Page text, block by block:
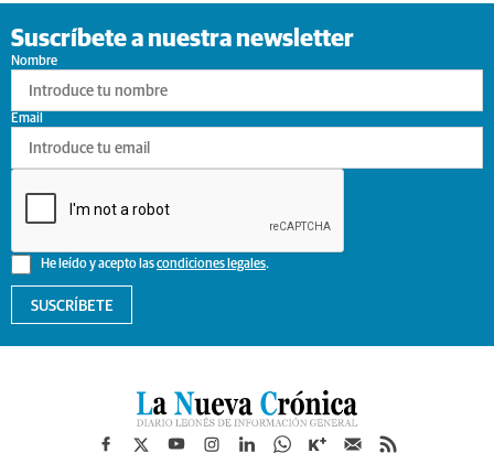
Suscríbete a nuestra newsletter
Nombre
He leído y acepto lascondiciones legales.
Email
SUSCRÍBETE